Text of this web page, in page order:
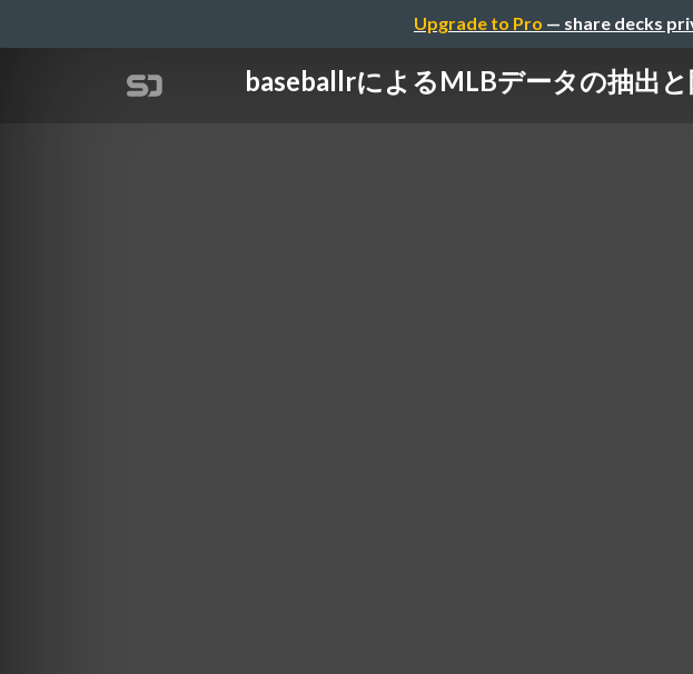
Upgrade to Pro — share decks
baseballrによるMLBデータの抽出